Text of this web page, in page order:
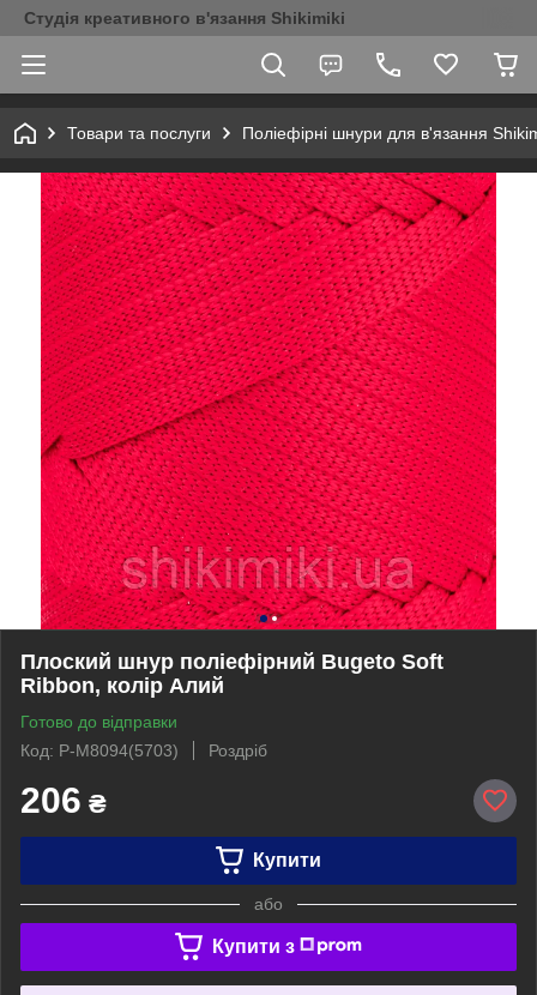
Студія креативного в'язання Shikimiki
Товари та послуги Поліефірні шнури для в'язання
Плоский шнур поліефірний Bugeto Soft
Ribbon, колір Алий
Готово до відправки
Код: P-M8094(5703)
Роздріб
206 ₴
Купити
або
Купити з